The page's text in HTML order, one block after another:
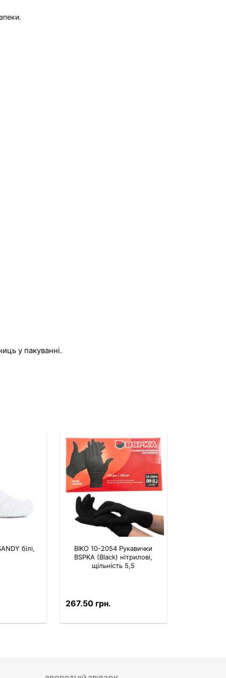
у пакуванні.
білі,
BIKO 10-2054 Рукавички
BSPKA (Black) нітрилові,
щільність 5,5
267.50 грн.